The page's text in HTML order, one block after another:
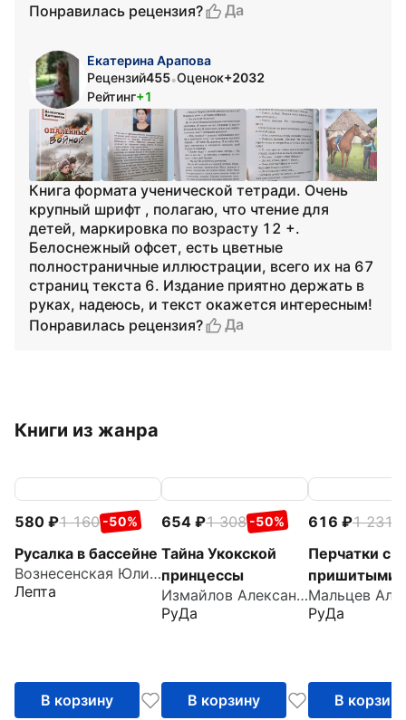
Понравилась рецензия?
Да
Екатерина Арапова
Рецензий455•Оценок+2032
Рейтинг+1
Книга формата ученической тетради. Очень
крупный шрифт , полагаю, что чтение для
детей, маркировка по возрасту 12 +.
Белоснежный офсет, есть цветные
полностраничные иллюстрации, всего их на 67
страниц текста 6. Издание приятно держать в
руках, надеюсь, и текст окажется интересным!
Понравилась рецензия?
Да
Книги из жанра
580 1 160 -50%
Русалка в бассейне
Вознесенская Юлия Николаевна
Лепта
В корзину
654 1 308 -50%
Тайна Укокской
принцессы
Измайлов Александр
РуДа
В корзину
616 1 231
Перчатки с
пришитыми
пальцами
РуДа
В корзину